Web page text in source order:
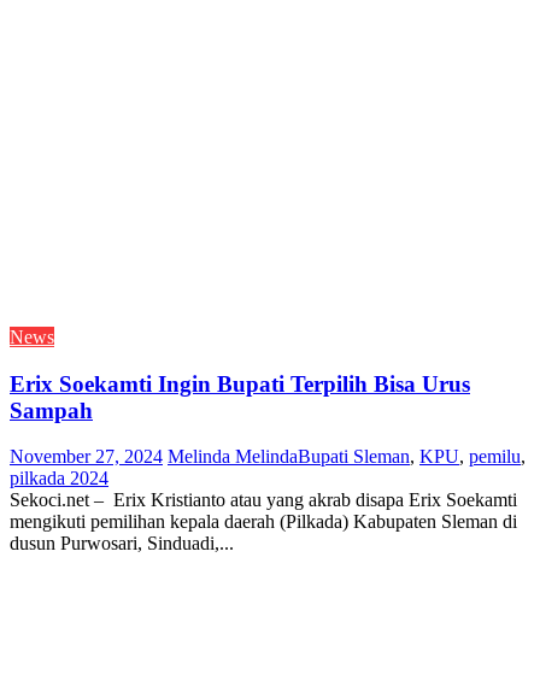
News
Erix Soekamti Ingin Bupati Terpilih Bisa Urus
Sampah
November 27, 2024 Melinda MelindaBupati Sleman, KPU, pemilu,
pilkada 2024
Sekoci.net – Erix Kristianto atau yang akrab disapa Erix Soekamti
mengikuti pemilihan kepala daerah (Pilkada) Kabupaten Sleman di
dusun Purwosari, Sinduadi,...